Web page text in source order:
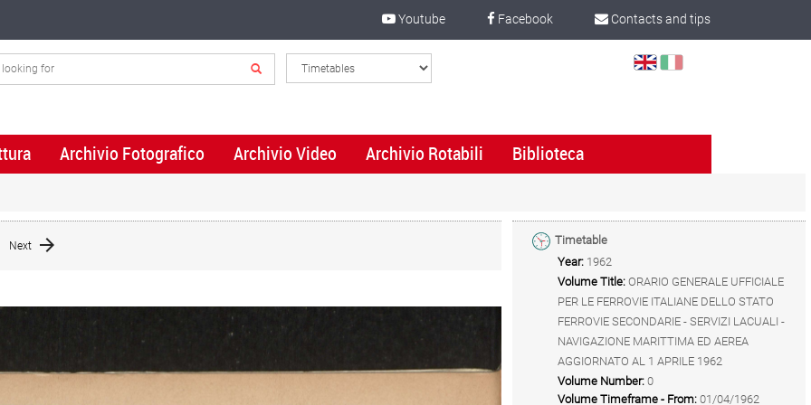
Contacts and tips
Facebook
Youtube
Select
Archivio Fotografico Archivio Video Archivio Rotabili Biblioteca
Next
Timetable
Year: 1962
Volume Title: ORARIO GENERALE UFFICIALE
PER LE FERROVIE ITALIANE DELLO STATO
FERROVIE SECONDARIE - SERVIZI LACUALI -
NAVIGAZIONE MARITTIMA ED AEREA
AGGIORNATO AL 1 APRILE 1962
Volume Number: 0
Volume Timeframe - From: 01/04/1962